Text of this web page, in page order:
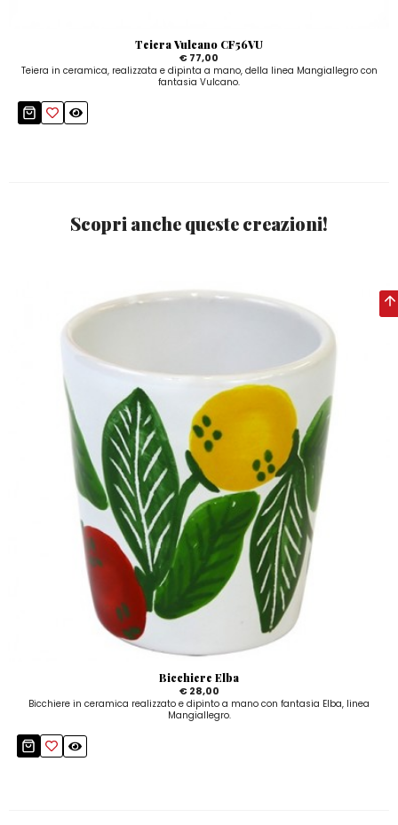
Teiera Vulcano CF56VU
€ 77,00
Teiera in ceramica, realizzata e dipinta a mano, della linea Mangiallegro con
fantasia Vulcano.
Scopri anche queste creazioni!
Bicchiere Elba
€ 28,00
Bicchiere in ceramica realizzato e dipinto a mano con fantasia Elba, linea
Mangiallegro.